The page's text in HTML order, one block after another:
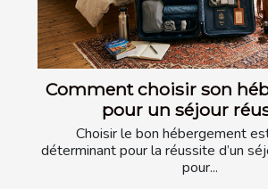
Comment choisir son
pour un séjour
Choisir le bon hébergement
déterminant pour la réussite d’un
pour...